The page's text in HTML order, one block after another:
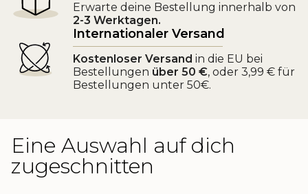
Erwarte deine Bestellung innerhalb von
2-3 Werktagen.
Internationaler Versand
Kostenloser Versand in die EU bei
Bestellungen über 50 €, oder 3,99 € für
Bestellungen unter 50€.
Eine Auswahl auf dich
zugeschnitten